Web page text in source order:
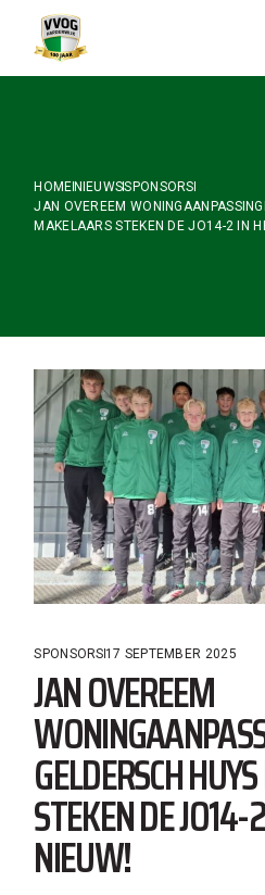
content
HOME NIEUWSSPONSORS
JAN OVEREEM
MAKELAARS STEKEN DE JO14-2 IN
SPONSORS 17 SEPTEMBER 2025
JAN OVEREEM
GELDERSCH
STEKEN DE
NIEUW!